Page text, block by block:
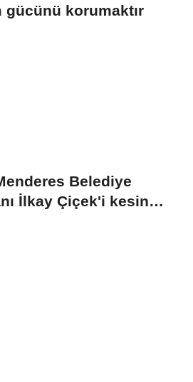
gücünü korumaktır
Belediye
İlkay Çiçek'i kesin